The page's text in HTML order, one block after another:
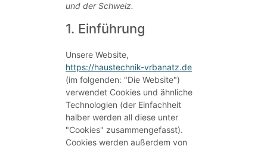
und der Schweiz.
1. Einführung
Unsere Website,
https://haustechnik-vrbanatz.de
(im folgenden: "Die Website")
verwendet Cookies und ähnliche
Technologien (der Einfachheit
halber werden all diese unter
"Cookies" zusammengefasst).
Cookies werden außerdem von